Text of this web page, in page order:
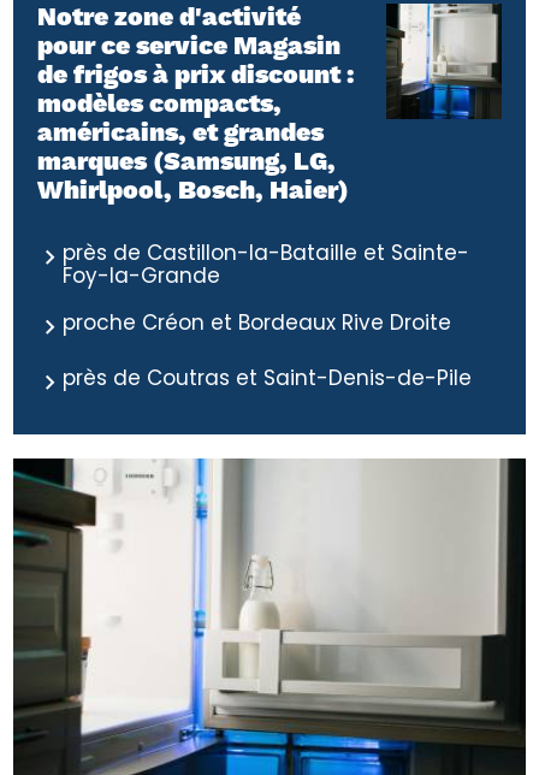
Notre zone d'activité
pour ce service Magasin
de frigos à prix discount :
modèles compacts,
américains, et grandes
marques (Samsung, LG,
Whirlpool, Bosch, Haier)
près de Castillon-la-Bataille et Sainte-
Foy-la-Grande
proche Créon et Bordeaux Rive Droite
près de Coutras et Saint-Denis-de-Pile